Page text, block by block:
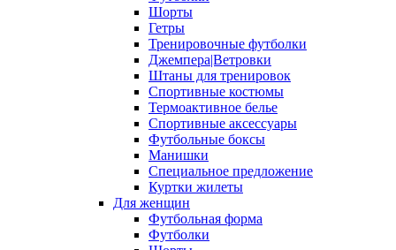
Шорты
Гетры
Тренировочные футболки
Джемпера|Ветровки
Штаны для тренировок
Спортивные костюмы
Термоактивное белье
Спортивные аксессуары
Футбольные боксы
Манишки
Специальное предложение
Куртки жилеты
Для женщин
Футбольная форма
Футболки